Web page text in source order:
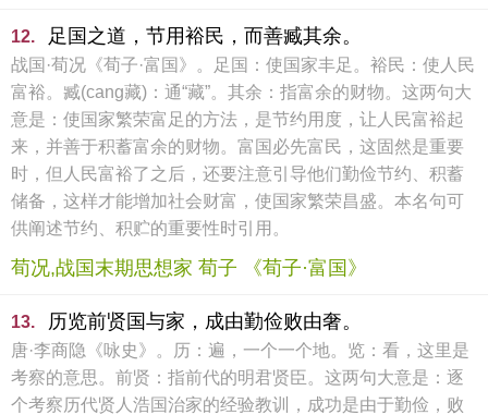
12. 足国之道，节用裕民，而善臧其余。
战国·荀况《荀子·富国》。足国：使国家丰足。裕民：使人民
富裕。臧(cang藏)：通“藏”。其余：指富余的财物。这两句大
意是：使国家繁荣富足的方法，是节约用度，让人民富裕起
来，并善于积蓄富余的财物。富国必先富民，这固然是重要
时，但人民富裕了之后，还要注意引导他们勤俭节约、积蓄
储备，这样才能增加社会财富，使国家繁荣昌盛。本名句可
供阐述节约、积贮的重要性时引用。
荀况,战国末期思想家 荀子 《荀子·富国》
13. 历览前贤国与家，成由勤俭败由奢。
唐·李商隐《咏史》。历：遍，一个一个地。览：看，这里是
考察的意思。前贤：指前代的明君贤臣。这两句大意是：逐
个考察历代贤人浩国治家的经验教训，成功是由于勤俭，败